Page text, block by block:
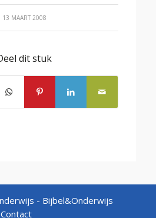
13 MAART 2008
dit stuk
- Bijbel&Onderwijs
Contact